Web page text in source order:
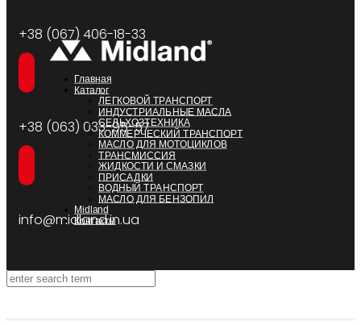
+38 (067) 406-18-33
+38 (063) 033-95-57
info@midland.in.ua
Главная
Каталог
ЛЕГКОВОЙ ТРАНСПОРТ
ИНДУСТРИАЛЬНЫЕ МАСЛА
СЕЛЬХОЗТЕХНИКА
КОММЕРЧЕСКИЙ ТРАНСПОРТ
МАСЛО ДЛЯ МОТОЦИКЛОВ
ТРАНСМИССИЯ
ЖИДКОСТИ И СМАЗКИ
ПРИСАДКИ
ВОДНЫЙ ТРАНСПОРТ
МАСЛО ДЛЯ БЕНЗОПИЛ
Midland
Контакты